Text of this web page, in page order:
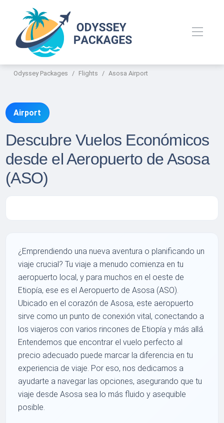
Odyssey Packages Flights Asosa Airport
Airport
Descubre Vuelos Económicos
desde el Aeropuerto de Asosa
(ASO)
¿Emprendiendo una nueva aventura o planificando un
viaje crucial? Tu viaje a menudo comienza en tu
aeropuerto local, y para muchos en el oeste de
Etiopía, ese es el Aeropuerto de Asosa (ASO).
Ubicado en el corazón de Asosa, este aeropuerto
sirve como un punto de conexión vital, conectando a
los viajeros con varios rincones de Etiopía y más allá.
Entendemos que encontrar el vuelo perfecto al
precio adecuado puede marcar la diferencia en tu
experiencia de viaje. Por eso, nos dedicamos a
ayudarte a navegar las opciones, asegurando que tu
viaje desde Asosa sea lo más fluido y asequible
posible.